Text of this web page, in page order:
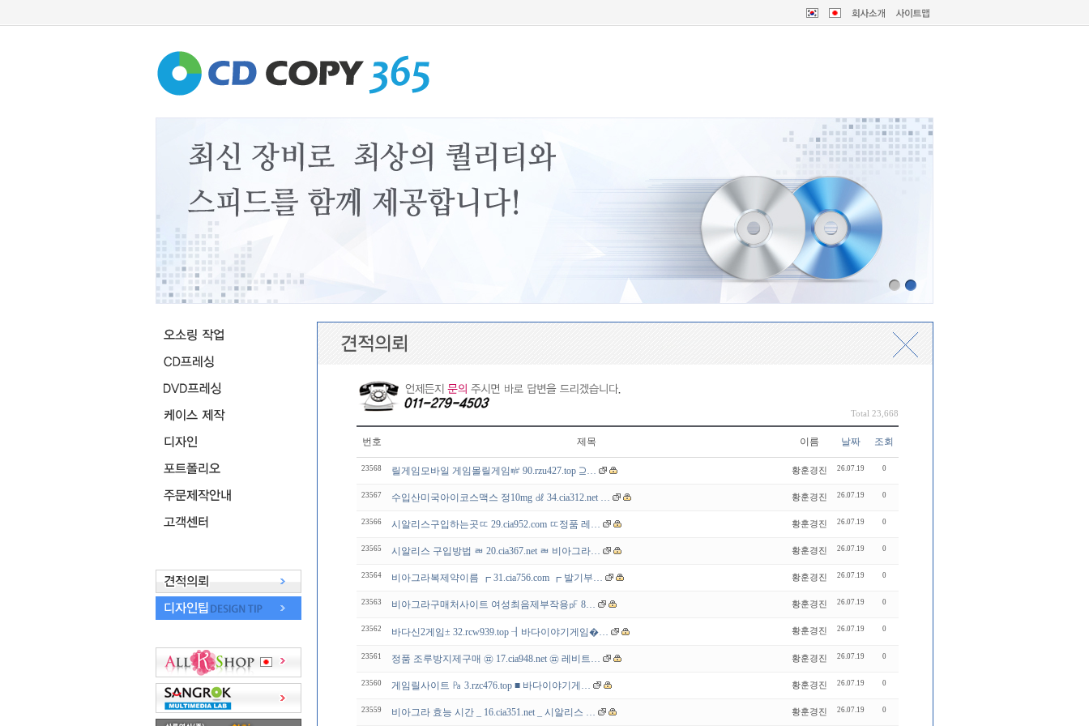
Total 23,668
번호 제목 이름 날짜 조회
23568 릴게임모바일 게임몰릴게임㎨ 90.rzu427.top ⊇… 황훈경진 26.07.19 0
23567 수입산미국아이코스맥스 정10mg ㎗ 34.cia312.net … 황훈경진 26.07.19 0
23566 시알리스구입하는곳ㄸ 29.cia952.com ㄸ정품 레… 황훈경진 26.07.19 0
23565 시알리스 구입방법 ㄼ 20.cia367.net ㄼ 비아그라… 황훈경진 26.07.19 0
23564 비아그라복제약이름 ┏ 31.cia756.com ┏ 발기부… 황훈경진 26.07.19 0
23563 비아그라구매처사이트 여성최음제부작용㎊ 8… 황훈경진 26.07.19 0
23562 바다신2게임± 32.rcw939.top ┨바다이야기게임�… 황훈경진 26.07.19 0
23561 정품 조루방지제구매 ㉬ 17.cia948.net ㉬ 레비트… 황훈경진 26.07.19 0
23560 게임릴사이트 ㎩ 3.rzc476.top ■ 바다이야기게… 황훈경진 26.07.19 0
23559 비아그라 효능 시간 _ 16.cia351.net _ 시알리스 … 황훈경진 26.07.19 0